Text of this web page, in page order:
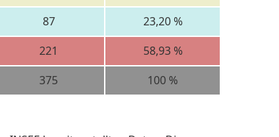
87
23,20 %
221
58,93 %
375 100 %